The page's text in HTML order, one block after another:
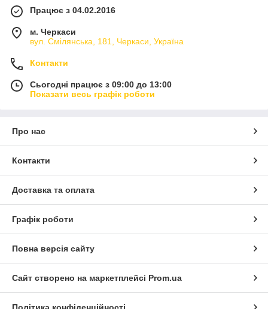
Працює з 04.02.2016
м. Черкаси
вул. Смілянська, 181, Черкаси, Україна
Контакти
Сьогодні працює з 09:00 до 13:00
Показати весь графік роботи
Про нас
Контакти
Доставка та оплата
Графік роботи
Повна версія сайту
Сайт створено на маркетплейсі Prom.ua